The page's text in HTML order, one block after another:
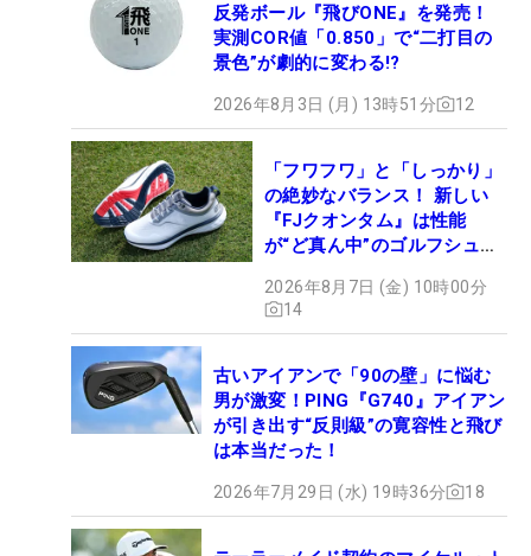
反発ボール『飛びONE』を発売！
実測COR値「0.850」で“二打目の
景色”が劇的に変わる!?
2026年8月3日 (月) 13時51分 12
「フワフワ」と「しっかり」
の絶妙なバランス！ 新しい
『FJクオンタム』は性能
が“ど真ん中”のゴルフシュー
2026年8月7日 (金) 10時00分
14
古いアイアンで「90の壁」に悩む
男が激変！PING『G740』アイアン
が引き出す“反則級”の寛容性と飛び
は本当だった！
2026年7月29日 (水) 19時36分 18